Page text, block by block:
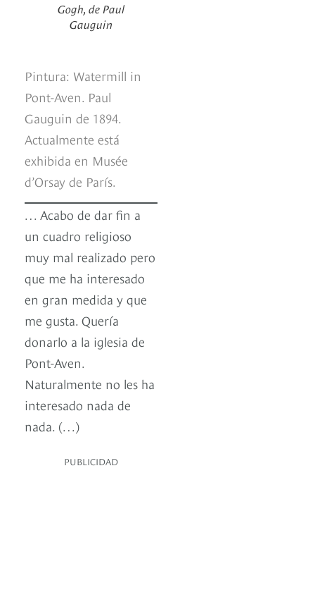
Gogh, de Paul
Gauguin
Pintura: Watermill in
Pont-Aven. Paul
Gauguin de 1894.
Actualmente está
exhibida en Musée
d’Orsay de París.
… Acabo de dar fin a
un cuadro religioso
muy mal realizado pero
que me ha interesado
en gran medida y que
me gusta. Quería
donarlo a la iglesia de
Pont-Aven.
Naturalmente no les ha
interesado nada de
nada. (…)
PUBLICIDAD